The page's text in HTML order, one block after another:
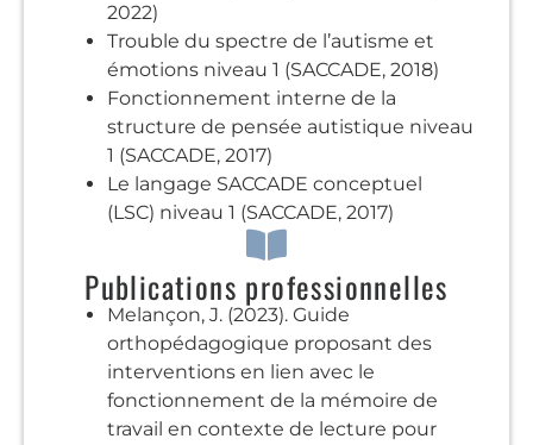
2022)
Trouble du spectre de l’autisme et
émotions niveau 1 (SACCADE, 2018)
Fonctionnement interne de la
structure de pensée autistique niveau
1 (SACCADE, 2017)
Le langage SACCADE conceptuel
(LSC) niveau 1 (SACCADE, 2017)
Publications professionnelles
Melançon, J. (2023). Guide
orthopédagogique proposant des
interventions en lien avec le
fonctionnement de la mémoire de
travail en contexte de lecture pour